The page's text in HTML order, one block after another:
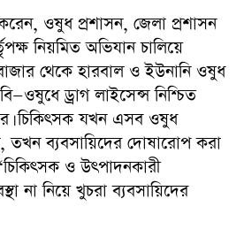
ওষুধ প্রশাসন, জেলা প্রশাসন
নিয়মিত অভিযান চালিয়ে
থেকে হারবাল ও ইউনানি ওষুধ
ড্রাগ লাইসেন্স নিশ্চিত
চিকিৎসক যখন এসব ওষুধ
তখন ব্যবসায়িদের দোষারোপ করা
ও উৎপাদনকারী
না নিয়ে খুচরা ব্যবসায়িদের